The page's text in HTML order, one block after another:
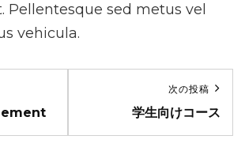
Pellentesque sed metus vel
vehicula.
投
次の投稿
学生向けコース